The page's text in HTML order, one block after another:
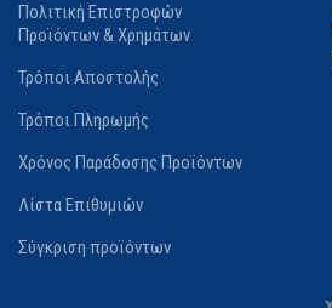
Πολιτική Επιστροφών
Προϊόντων & Χρημάτων
Τρόποι Αποστολής
Τρόποι Πληρωμής
Χρόνος Παράδοσης Προϊόντων
Λίστα Επιθυμιών
Σύγκριση προϊόντων